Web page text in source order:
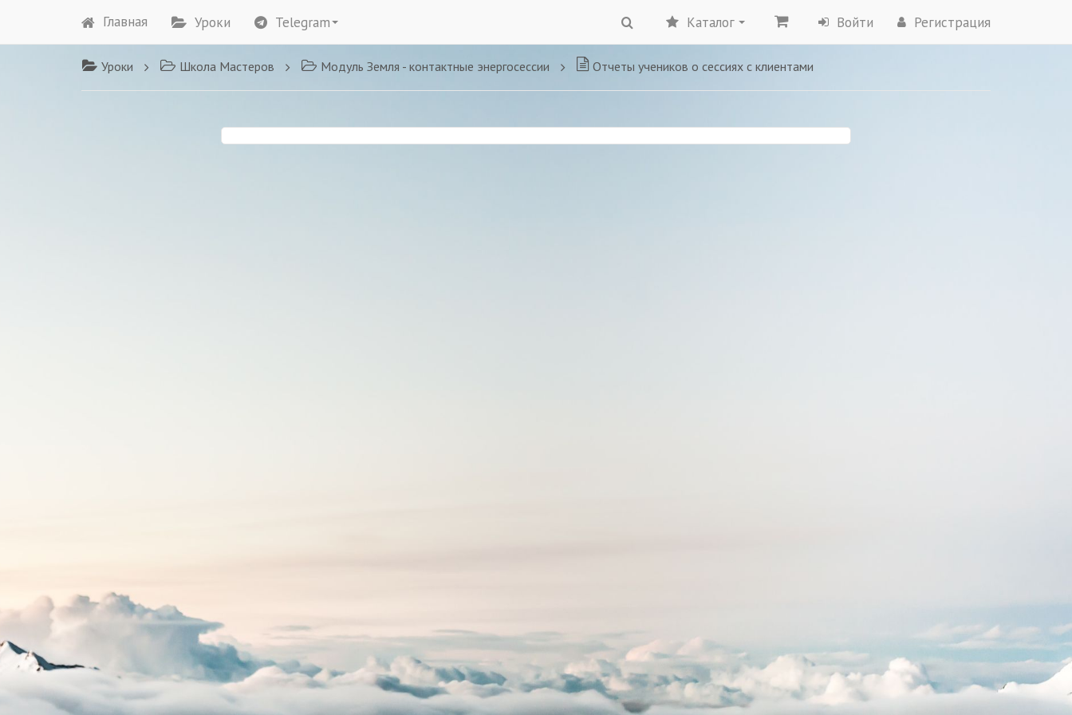
Главная Уроки Telegram Каталог Войти Регистрация
Уроки Школа Мастеров Модуль Земля - контактные энергосессии Отчеты учеников о сессиях с клиентами